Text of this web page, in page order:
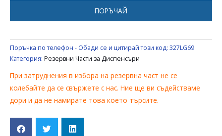
БУТОН
ПОРЪЧАЙ
Поръчка по телефон - Обади се и цитирай този код: 327LG69
Категория: Резервни Части за Диспенсъри
При затруднения в избора на резервна част не се
колебайте да се свържете с нас. Ние ще ви съдействаме
дори и да не намирате това което търсите.